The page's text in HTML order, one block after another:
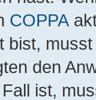
COPPA
bist,
den
ist,